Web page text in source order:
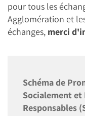
pour tous les
Agglomération et
échanges, merci
Schéma de
Socialement
Responsables